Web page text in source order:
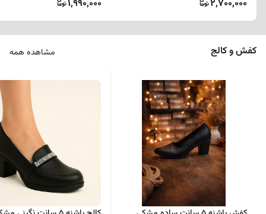
2,700,000
1,990,000
کفش و کالج مشاهده همه